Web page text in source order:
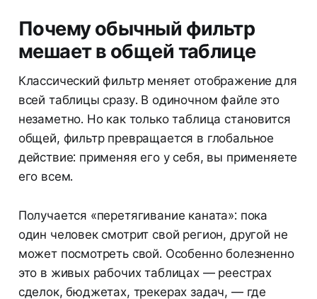
Почему обычный фильтр
мешает в общей таблице
Классический фильтр меняет отображение для
всей таблицы сразу. В одиночном файле это
незаметно. Но как только таблица становится
общей, фильтр превращается в глобальное
действие: применяя его у себя, вы применяете
его всем.
Получается «перетягивание каната»: пока
один человек смотрит свой регион, другой не
может посмотреть свой. Особенно болезненно
это в живых рабочих таблицах — реестрах
сделок, бюджетах, трекерах задач, — где